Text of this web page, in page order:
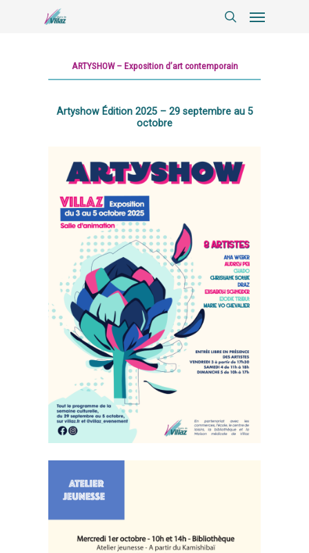
ARTYSHOW – Exposition d’art contemporain
Artyshow Édition 2025 – 29 septembre au 5
octobre